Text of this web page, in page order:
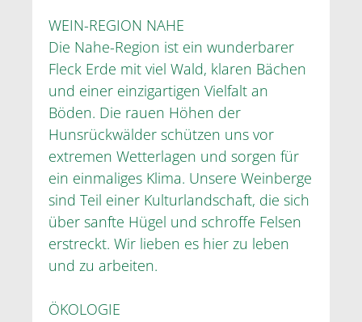
WEIN-REGION NAHE
Die Nahe-Region ist ein wunderbarer
Fleck Erde mit viel Wald, klaren Bächen
und einer einzigartigen Vielfalt an
Böden. Die rauen Höhen der
Hunsrückwälder schützen uns vor
extremen Wetterlagen und sorgen für
ein einmaliges Klima. Unsere Weinberge
sind Teil einer Kulturlandschaft, die sich
über sanfte Hügel und schroffe Felsen
erstreckt. Wir lieben es hier zu leben
und zu arbeiten.
ÖKOLOGIE